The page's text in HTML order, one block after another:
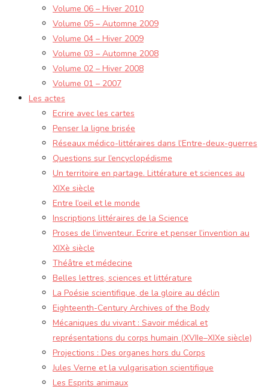
Volume 06 – Hiver 2010
Volume 05 – Automne 2009
Volume 04 – Hiver 2009
Volume 03 – Automne 2008
Volume 02 – Hiver 2008
Volume 01 – 2007
Les actes
Ecrire avec les cartes
Penser la ligne brisée
Réseaux médico-littéraires dans l’Entre-deux-guerres
Questions sur l’encyclopédisme
Un territoire en partage. Littérature et sciences au
XIXe siècle
Entre l’oeil et le monde
Inscriptions littéraires de la Science
Proses de l’inventeur. Ecrire et penser l’invention au
XIXè siècle
Théâtre et médecine
Belles lettres, sciences et littérature
La Poésie scientifique, de la gloire au déclin
Eighteenth-Century Archives of the Body
Mécaniques du vivant : Savoir médical et
représentations du corps humain (XVIIe–XIXe siècle)
Projections : Des organes hors du Corps
Jules Verne et la vulgarisation scientifique
Les Esprits animaux